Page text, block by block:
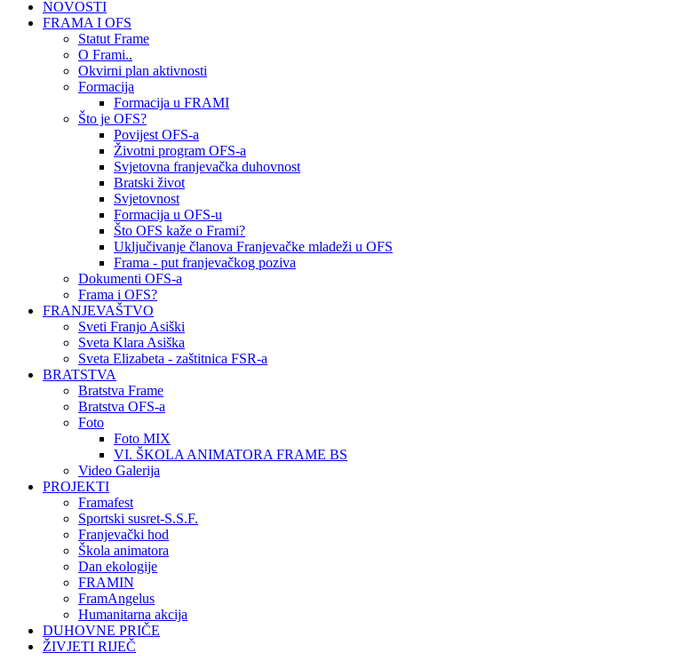
NOVOSTI
FRAMA I OFS
Statut Frame
O Frami..
Okvirni plan aktivnosti
Formacija
Formacija u FRAMI
Što je OFS?
Povijest OFS-a
Životni program OFS-a
Svjetovna franjevačka duhovnost
Bratski život
Svjetovnost
Formacija u OFS-u
Što OFS kaže o Frami?
Uključivanje članova Franjevačke mladeži u OFS
Frama - put franjevačkog poziva
Dokumenti OFS-a
Frama i OFS?
FRANJEVAŠTVO
Sveti Franjo Asiški
Sveta Klara Asiška
Sveta Elizabeta - zaštitnica FSR-a
BRATSTVA
Bratstva Frame
Bratstva OFS-a
Foto
Foto MIX
VI. ŠKOLA ANIMATORA FRAME BS
Video Galerija
PROJEKTI
Framafest
Sportski susret-S.S.F.
Franjevački hod
Škola animatora
Dan ekologije
FRAMIN
FramAngelus
Humanitarna akcija
DUHOVNE PRIČE
ŽIVJETI RIJEČ